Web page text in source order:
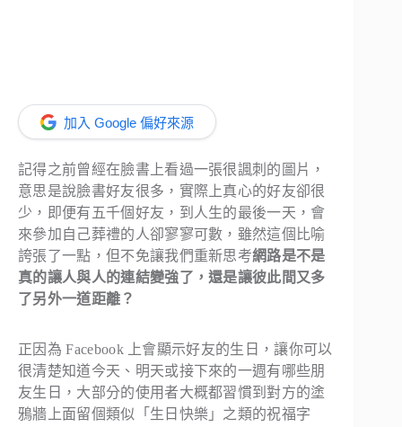
加入 Google 偏好來源
記得之前曾經在臉書上看過一張很諷刺的圖片，
意思是說臉書好友很多，實際上真心的好友卻很
少，即便有五千個好友，到人生的最後一天，會
來參加自己葬禮的人卻寥寥可數，雖然這個比喻
誇張了一點，但不免讓我們重新思考網路是不是
真的讓人與人的連結變強了，還是讓彼此間又多
了另外一道距離？
正因為 Facebook 上會顯示好友的生日，讓你可以
很清楚知道今天、明天或接下來的一週有哪些朋
友生日，大部分的使用者大概都習慣到對方的塗
鴉牆上面留個類似「生日快樂」之類的祝福字